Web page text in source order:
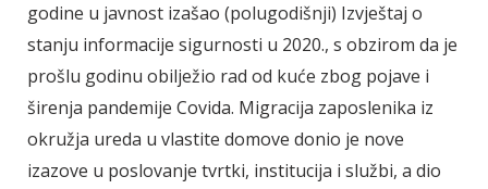
godine u javnost izašao (polugodišnji) Izvještaj o
stanju informacije sigurnosti u 2020., s obzirom da je
prošlu godinu obilježio rad od kuće zbog pojave i
širenja pandemije Covida. Migracija zaposlenika iz
okružja ureda u vlastite domove donio je nove
izazove u poslovanje tvrtki, institucija i službi, a dio